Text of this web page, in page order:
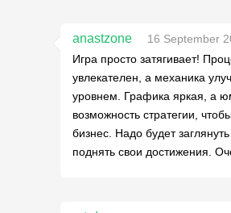
anastzone
16 September
Игра просто затягивает!
увлекателен, а механика
уровнем. Графика яркая, а
возможность стратегии,
бизнес. Надо будет
поднять свои достижения.